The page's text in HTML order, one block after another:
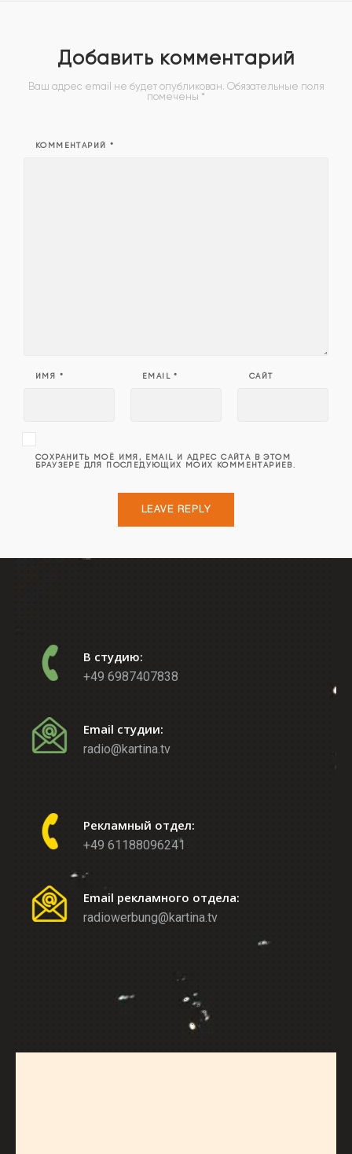
Добавить комментарий
Ваш адрес email не будет опубликован. Обязательные поля
помечены *
КОММЕНТАРИЙ *
ИМЯ * EMAIL* САЙТ
СОХРАНИТЬ МОЁ ИМЯ, EMAIL И АДРЕС САЙТА В ЭТОМ
БРАУЗЕРЕ ДЛЯ ПОСЛЕДУЮЩИХ МОИХ КОММЕНТАРИЕВ.
В студию:
+49 6987407838
Email студии:
radio@kartina.tv
Рекламный отдел:
+49 61188096241
Email рекламного отдела:
radiowerbung@kartina.tv